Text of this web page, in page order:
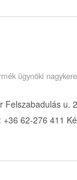
ügynöki
u.
62-276 411